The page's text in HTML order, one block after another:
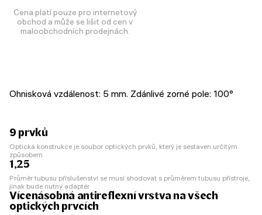
Cena platí pouze pro internetový
obchod a může se lišit od cen v
maloobchodních prodejnách.
Ohnisková vzdálenost: 5 mm. Zdánlivé zorné pole: 100°
9 prvků
Optická konstrukce je soubor optických prvků, který je sestaven určitým
způsobem
1,25
Průměr tubusu příslušenství se musí shodovat s průměrem tubusu přístroje,
jinak bude nutný adaptér
Vícenásobná antireflexní vrstva na všech
optických prvcích